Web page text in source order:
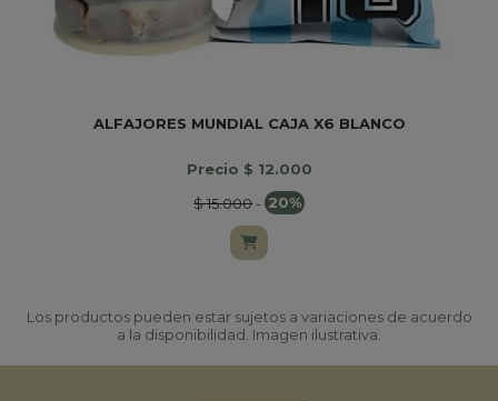
ALFAJORES MUNDIAL CAJA X6 BLANCO
Precio $ 12.000
$ 15.000- 20%
Los productos pueden estar sujetos a variaciones de acuerdo
a la disponibilidad. Imagen ilustrativa.